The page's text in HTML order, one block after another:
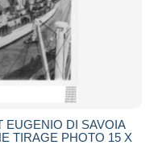
EUGENIO DI SAVOIA
TIRAGE PHOTO 15 X